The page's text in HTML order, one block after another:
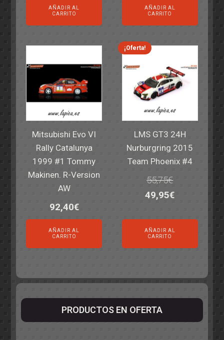
AÑADIR AL
CARRITO
AÑADIR AL
CARRITO
Mitsubishi Evo VI
Rally Catalunya
1999 #1 Tommy
Makinen. R-Version
AW
92,40€
AÑADIR AL
CARRITO
¡Oferta!
LMS GT3 24H
Nurburgring 2015
Team Phoenix #4
55,75€
El
original
era:
49,95€El
actual
AÑADIR AL
CARRITO
PRODUCTOS EN OFERTA